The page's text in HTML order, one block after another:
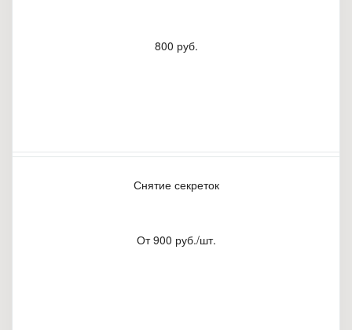
800 руб.
Снятие секреток
От 900 руб./шт.